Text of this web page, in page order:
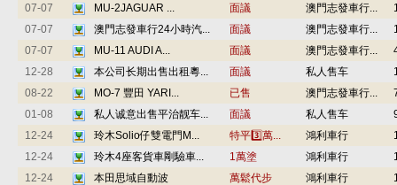
07-07
MU-2JAGUAR ... 面議 澳門志發車行...
07-07
澳門志發車行24小時汽... 面議 澳門志發車行...
07-07
MU-11 AUDI A... 面議 澳門志發車行...
12-28
本公司长期出售出租粵... 面議 私人售车
08-22
MO-7 豐田 YARI... 已售 澳門志發車行...
01-08
私人诚意出售平治靓车... 面議 私人售车
12-24
玲木Solio仔雙電門M... 特平3️⃣萬... 鴻利車行
12-24
玲木4座客貨車剛驗車... 1萬塗 鴻利車行
12-24
本田思域自動波 萬鬆代步 鴻利車行